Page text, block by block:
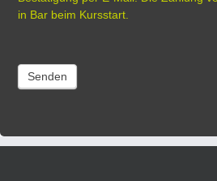
in Bar beim Kursstart.
Senden